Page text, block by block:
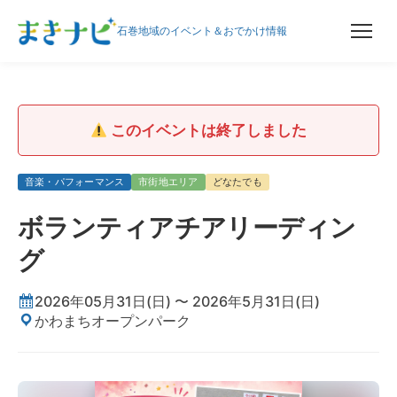
石巻地域のイベント＆おでかけ情報
このイベントは終了しました
音楽・パフォーマンス 市街地エリア どなたでも
ボランティアチアリーディン
グ
2026年05月31日(日) 〜 2026年5月31日(日)
かわまちオープンパーク